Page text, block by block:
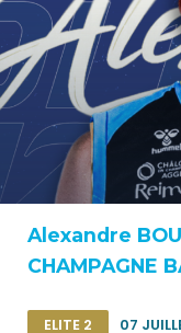
Alexandre
CHAMPAGNE
ELITE 2 07